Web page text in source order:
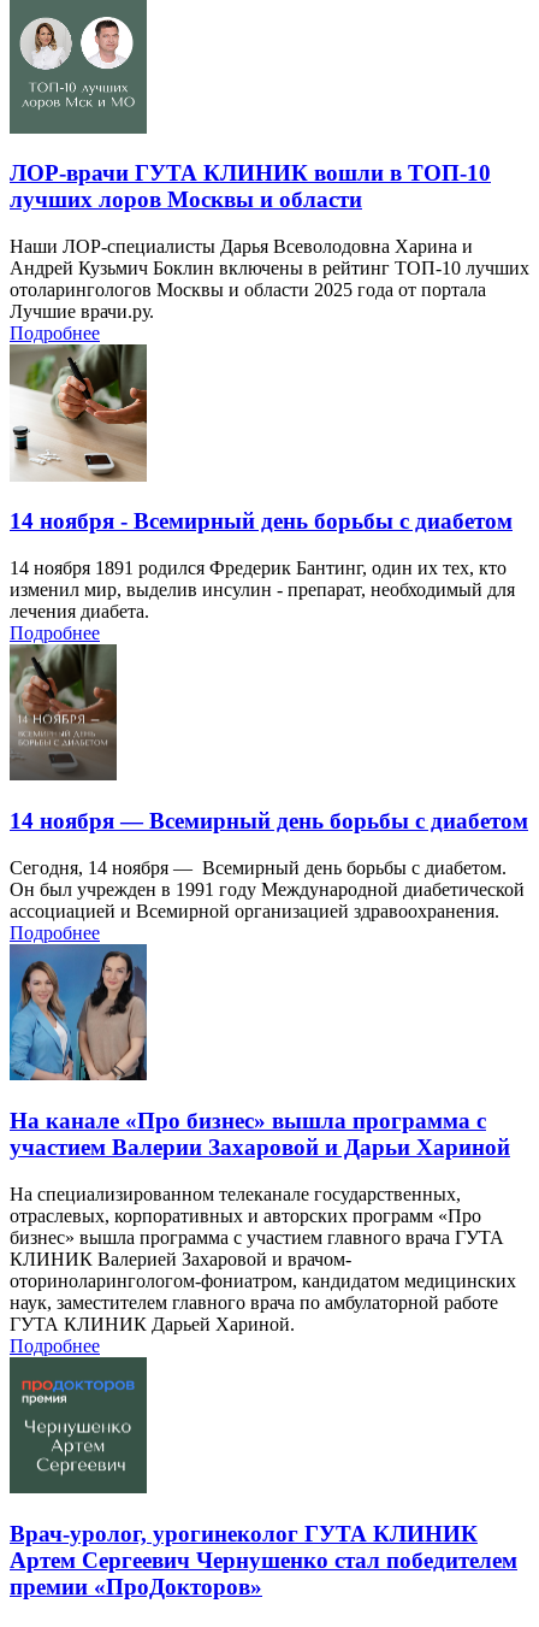
ЛОР-врачи ГУТА КЛИНИК вошли в ТОП-10
лучших лоров Москвы и области
Наши ЛОР-специалисты Дарья Всеволодовна Харина и
Андрей Кузьмич Боклин включены в рейтинг ТОП-10 лучших
отоларингологов Москвы и области 2025 года от портала
Лучшие врачи.ру.
Подробнее
14 ноября - Всемирный день борьбы с диабетом
14 ноября 1891 родился Фредерик Бантинг, один их тех, кто
изменил мир, выделив инсулин - препарат, необходимый для
лечения диабета.
Подробнее
14 ноября — Всемирный день борьбы с диабетом
Сегодня, 14 ноября — Всемирный день борьбы с диабетом.
Он был учрежден в 1991 году Международной диабетической
ассоциацией и Всемирной организацией здравоохранения.
Подробнее
На канале «Про бизнес» вышла программа с
участием Валерии Захаровой и Дарьи Хариной
На специализированном телеканале государственных,
отраслевых, корпоративных и авторских программ «Про
бизнес» вышла программа с участием главного врача ГУТА
КЛИНИК Валерией Захаровой и врачом-
оториноларингологом-фониатром, кандидатом медицинских
наук, заместителем главного врача по амбулаторной работе
ГУТА КЛИНИК Дарьей Хариной.
Подробнее
Врач-уролог, урогинеколог ГУТА КЛИНИК
Артем Сергеевич Чернушенко стал победителем
премии «ПроДокторов»